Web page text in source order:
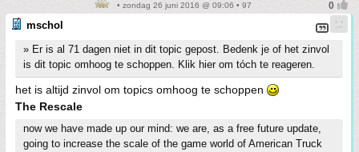
• zondag 26 juni 2016 @ 09:06 • 97
mschol
» Er is al 71 dagen niet in dit topic gepost. Bedenk je of het zinvol
is dit topic omhoog te schoppen. Klik hier om tóch te reageren.
het is altijd zinvol om topics omhoog te schoppen
The Rescale
now we have made up our mind: we are, as a free future update,
going to increase the scale of the game world of American Truck